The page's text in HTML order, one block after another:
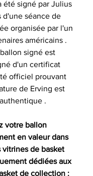
été signé par Julius
d'une séance de
organisée par l'un
américains .
signé est
d'un certificat
officiel prouvant
de Erving est
.
votre ballon
en valeur dans
vitrines de basket
dédiées aux
de collection :